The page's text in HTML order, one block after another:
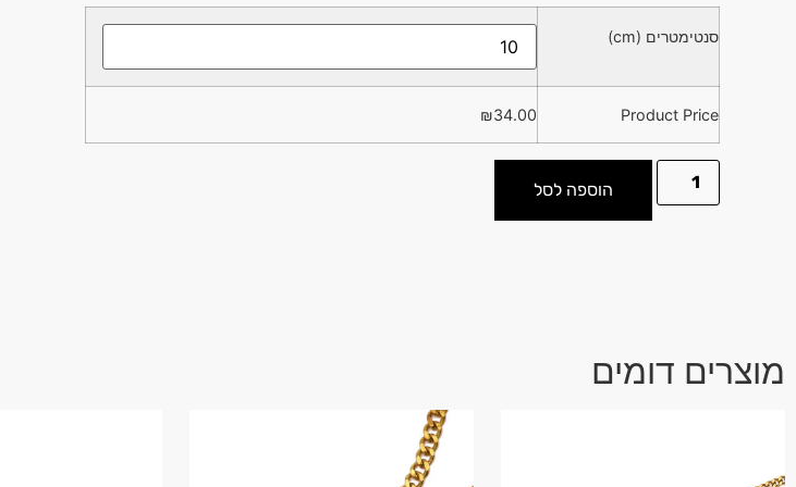
סנטימטרים (cm)
Product Price
₪34.00
הוספה לסל
מוצרים דומים